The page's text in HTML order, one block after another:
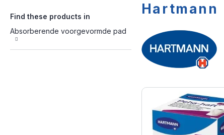
Hartmann
Find these products in
Absorberende voorgevormde pad